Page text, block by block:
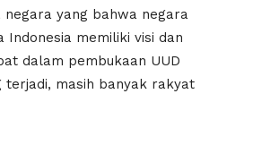
yang bahwa negara
memiliki visi dan
dalam pembukaan UUD
terjadi, masih banyak rakyat